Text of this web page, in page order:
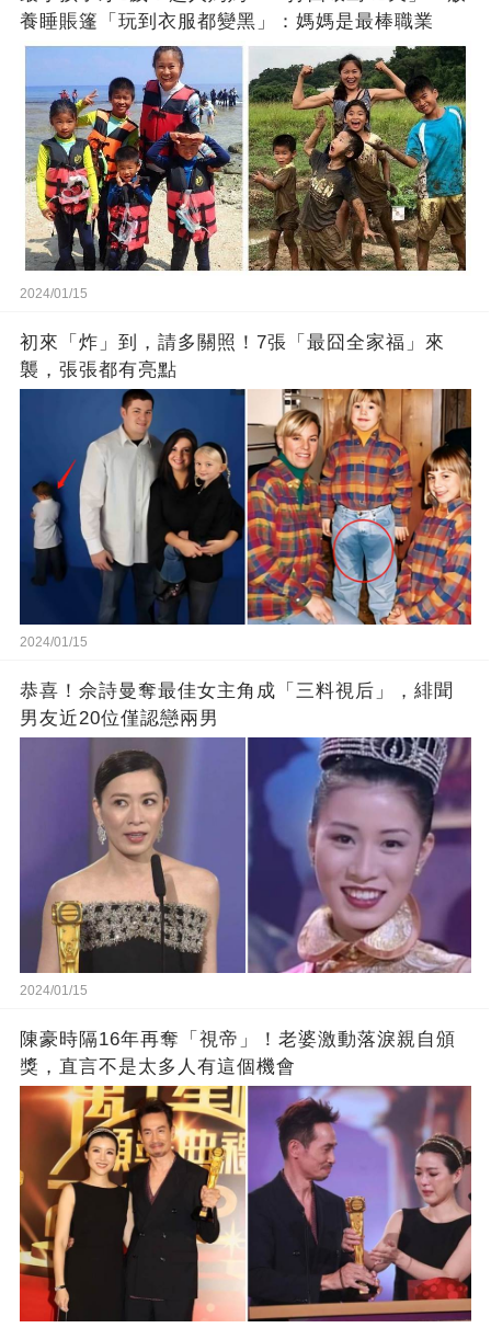
養睡賬篷「玩到衣服都變黑」：媽媽是最棒職業
2024/01/15
初來「炸」到，請多關照！7張「最囧全家福」來
襲，張張都有亮點
2024/01/15
恭喜！佘詩曼奪最佳女主角成「三料視后」，緋聞
男友近20位僅認戀兩男
2024/01/15
陳豪時隔16年再奪「視帝」！老婆激動落淚親自頒
獎，直言不是太多人有這個機會